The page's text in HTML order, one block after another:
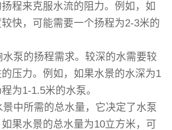
程来克服水流的阻力。例如，如
快，可能需要一个扬程为2-3米的
泵的扬程需求。较深的水需要较
压力。例如，如果水景的水深为1
为1-1.5米的水泵。
中所需的总水量，它决定了水泵
果水景的总水量为10立方米，可